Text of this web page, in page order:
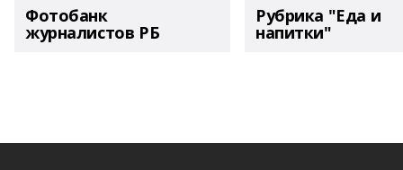
Фотобанк
журналистов РБ
Рубрика "Еда и
напитки"